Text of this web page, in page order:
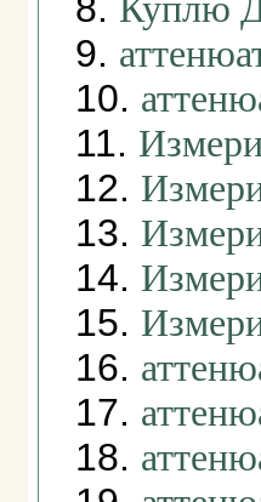
Куплю
9.
10.
11.
12.
13.
14.
15.
16.
17.
18.